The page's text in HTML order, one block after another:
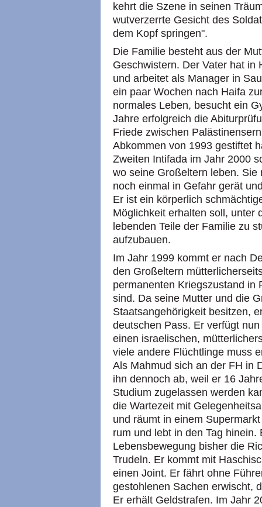
kehrt die Szene in seinen
wutverzerrte Gesicht des
dem Kopf springen".
Die Familie besteht aus der
Geschwistern. Der Vater hat in
und arbeitet als Manager in
ein paar Wochen nach Haifa
normales Leben, besucht ein
Jahre erfolgreich die
Friede zwischen
Abkommen von 1993 gestiftet
Zweiten Intifada im Jahr 2000
wo seine Großeltern leben.
noch einmal in Gefahr gerät
Er ist ein körperlich
Möglichkeit erhalten soll, unter
lebenden Teile der Familie zu
aufzubauen.
Im Jahr 1999 kommt er nach
den Großeltern
permanenten Kriegszustand in
sind. Da seine Mutter und die
Staatsangehörigkeit besitzen,
deutschen Pass. Er verfügt
einen israelischen,
viele andere Flüchtlinge muss
Als Mahmud sich an der FH in
ihn dennoch ab, weil er 16
Studium zugelassen werden
die Wartezeit mit
und räumt in einem
rum und lebt in den Tag
Lebensbewegung bisher die
Trudeln. Er kommt mit
einen Joint. Er fährt ohne
gestohlenen Sachen erwischt,
Er erhält Geldstrafen. Im Jahr